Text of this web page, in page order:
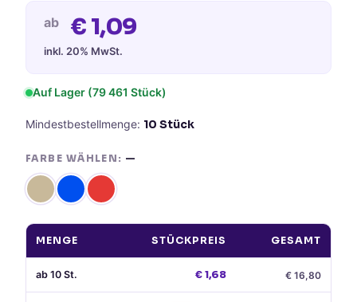
ab € 1,09
inkl. 20% MwSt.
Auf Lager (79 461 Stück)
Mindestbestellmenge: 10 Stück
FARBE WÄHLEN: —
MENGE STÜCKPREIS GESAMT
ab 10 St. €1,68 € 16,80